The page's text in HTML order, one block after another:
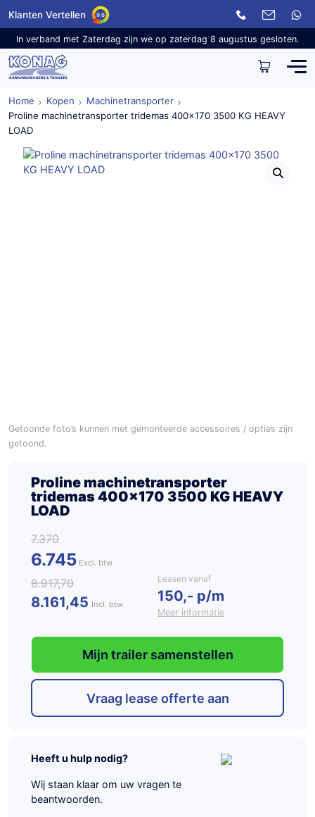
Klanten Vertellen 9,6
In verband met Zaterdag zijn we op zaterdag 8 augustus gesloten.
Home Kopen
Machinetransporter
Proline machinetransporter tridemas 400×170 3500 KG HEAVY
LOAD
Getoonde foto’s kunnen met gemonteerde accessoires / opties zijn
getoond.
Proline machinetransporter
tridemas 400×170 3500 KG HEAVY
LOAD
7.370
6.745
8.917,70
8.161,45 Incl. btw
Leasen vanaf
150,- p/m
Meer informatie
Mijn trailer samenstellen
Vraag lease offerte aan
Heeft u hulp nodig?
Wij staan klaar om uw vragen te
beantwoorden.